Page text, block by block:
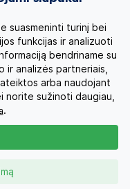
ekskursijų
gera lokacija,
suasmeninti turinį bei
funkcijas ir analizuoti
bendriname su
ir analizės partneriais,
arba naudojant
norite sužinoti daugiau,
.